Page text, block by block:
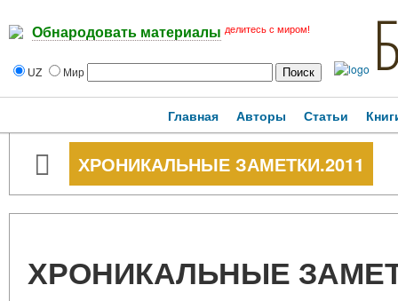
Обнародовать материалы делитесь с миром!
UZ Мир
Главная Авторы Статьи
ХРОНИКАЛЬНЫЕ ЗАМЕТКИ.2011
ХРОНИКАЛЬНЫЕ